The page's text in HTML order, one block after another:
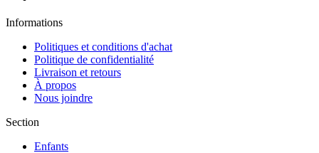
Informations
Politiques et conditions d'achat
Politique de confidentialité
Livraison et retours
À propos
Nous joindre
Section
Enfants